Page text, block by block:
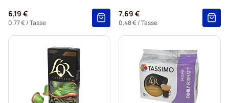
6,19 €
0,77 €/ Tasse
7,69 €
0,48 €/ Tasse